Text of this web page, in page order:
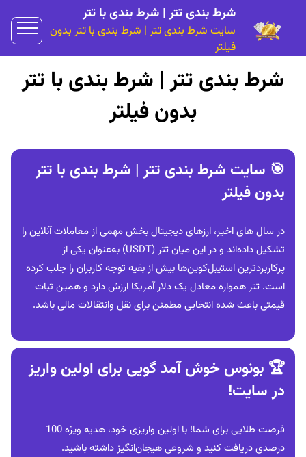
شرط بندی تتر | شرط بندی با تتر
سایت شرط بندی تتر | شرط بندی با تتر بدون
فیلتر
شرط بندی تتر | شرط بندی با تتر
بدون فیلتر
🎯 سایت شرط بندی تتر | شرط بندی با تتر
بدون فیلتر
در سال ‌های اخیر، ارزهای دیجیتال بخش مهمی از معاملات آنلاین را
تشکیل داده‌اند و در این میان تتر (USDT) به‌عنوان یکی از
پرکاربردترین استیبل‌کوین‌ها بیش از بقیه توجه کاربران را جلب کرده
است. تتر همواره معادل یک دلار آمریکا ارزش دارد و همین ثبات
قیمتی باعث شده انتخابی مطمئن برای نقل‌ وانتقالات مالی باشد.
🏆 بونوس خوش‌ آمد گویی برای اولین واریز
در سایت!
فرصت طلایی برای شما! با اولین واریزی خود، هدیه ویژه 100
درصدی دریافت کنید و شروعی هیجان‌انگیز داشته باشید.